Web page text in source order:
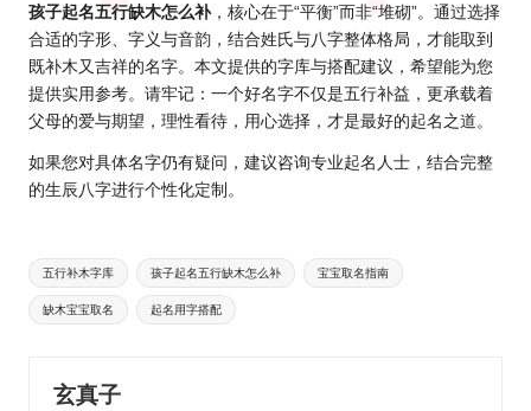
孩子起名五行缺木怎么补，核心在于“平衡”而非“堆砌”。通过选择
合适的字形、字义与音韵，结合姓氏与八字整体格局，才能取到
既补木又吉祥的名字。本文提供的字库与搭配建议，希望能为您
提供实用参考。请牢记：一个好名字不仅是五行补益，更承载着
父母的爱与期望，理性看待，用心选择，才是最好的起名之道。
如果您对具体名字仍有疑问，建议咨询专业起名人士，结合完整
的生辰八字进行个性化定制。
Tags:
五行补木字库 孩子起名五行缺木怎么补 宝宝取名指南
缺木宝宝取名 起名用字搭配
玄真子